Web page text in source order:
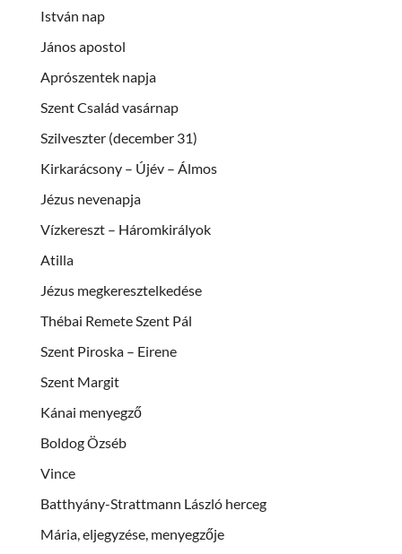
István nap
János apostol
Aprószentek napja
Szent Család vasárnap
Szilveszter (december 31)
Kirkarácsony – Újév – Álmos
Jézus nevenapja
Vízkereszt – Háromkirályok
Atilla
Jézus megkeresztelkedése
Thébai Remete Szent Pál
Szent Piroska – Eirene
Szent Margit
Kánai menyegző
Boldog Özséb
Vince
Batthyány-Strattmann László herceg
Mária, eljegyzése, menyegzője